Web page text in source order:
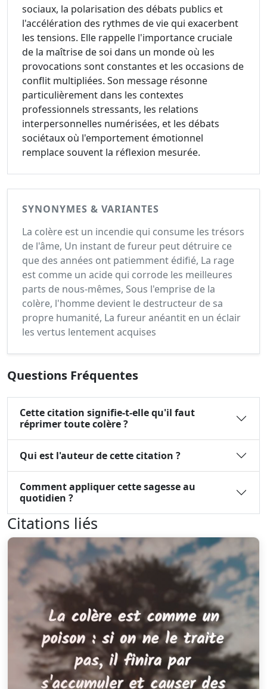
sociaux, la polarisation des débats publics et
l'accélération des rythmes de vie qui exacerbent
les tensions. Elle rappelle l'importance cruciale
de la maîtrise de soi dans un monde où les
provocations sont constantes et les occasions de
conflit multipliées. Son message résonne
particulièrement dans les contextes
professionnels stressants, les relations
interpersonnelles numérisées, et les débats
sociétaux où l'emportement émotionnel
remplace souvent la réflexion mesurée.
SYNONYMES & VARIANTES
La colère est un incendie qui consume les trésors
de l'âme, Un instant de fureur peut détruire ce
que des années ont patiemment édifié, La rage
est comme un acide qui corrode les meilleures
parts de nous-mêmes, Sous l'emprise de la
colère, l'homme devient le destructeur de sa
propre humanité, La fureur anéantit en un éclair
les vertus lentement acquises
Questions Fréquentes
Cette citation signifie-t-elle qu'il faut
réprimer toute colère ?
Qui est l'auteur de cette citation ?
Comment appliquer cette sagesse au
quotidien ?
Citations liés